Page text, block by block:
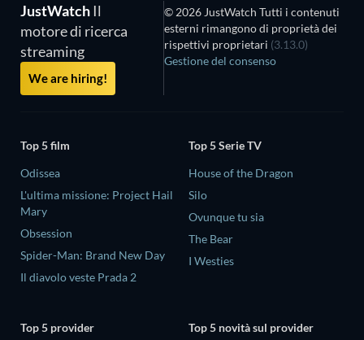
JustWatch Il
motore di ricerca
streaming
We are hiring!
© 2026 JustWatch Tutti i contenuti
esterni rimangono di proprietà dei
rispettivi proprietari (3.13.0)
Gestione del consenso
Top 5 film
Odissea
L'ultima missione: Project Hail
Mary
Obsession
Spider-Man: Brand New Day
Il diavolo veste Prada 2
Top 5 Serie TV
House of the Dragon
Silo
Ovunque tu sia
The Bear
I Westies
Top 5 provider
Top 5 novità sul provider